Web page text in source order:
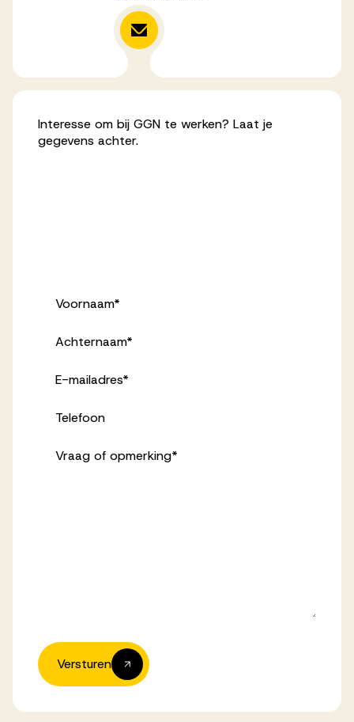
Werken bij AV
Voor kandidaten
Inspiratie
Interesse om bij GGN te werken? Laat je
gegevens achter.
Voornaam*
Achternaam*
E-mailadres*
Telefoon
Vraag of opmerking*
Versturen